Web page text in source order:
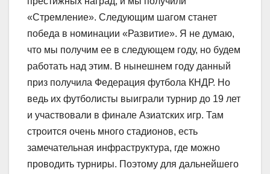
«Стремление». Следующим шагом станет
победа в номинации «Развитие». Я не думаю,
что мы получим ее в следующем году, но будем
работать над этим. В нынешнем году данный
приз получила Федерация футбола КНДР. Но
ведь их футболисты выиграли турнир до 19 лет
и участвовали в финале Азиатских игр. Там
строится очень много стадионов, есть
замечательная инфраструктура, где можно
проводить турниры. Поэтому для дальнейшего